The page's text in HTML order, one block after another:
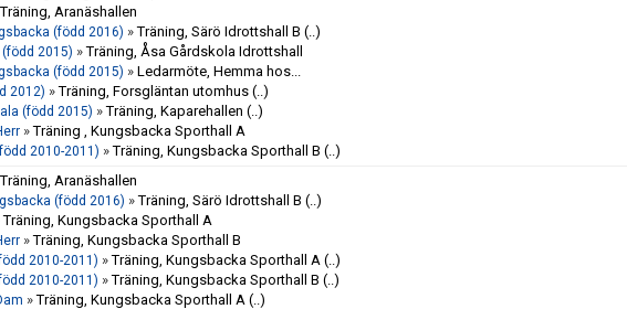
Träning, Aranäshallen
(född 2016) »Träning, Särö Idrottshall B (..)
(född 2015) »Träning, Åsa Gårdskola Idrottshall
(född 2015) » Ledarmöte, Hemma hos...
2012) »Träning, Forsgläntan utomhus (..)
(född 2015) »Träning, Kaparehallen (..)
»Träning , Kungsbacka Sporthall A
2010-2011) »Träning, Kungsbacka Sporthall B (..)
Träning, Aranäshallen
(född 2016) »Träning, Särö Idrottshall B (..)
Träning, Kungsbacka Sporthall A
»Träning, Kungsbacka Sporthall B
2010-2011) »Träning, Kungsbacka Sporthall A (..)
2010-2011) »Träning, Kungsbacka Sporthall B (..)
»Träning, Kungsbacka Sporthall A (..)